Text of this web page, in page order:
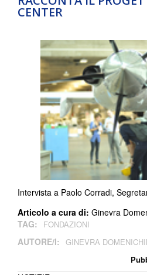
CENTER
Intervista a Paolo Corradi,
Articolo a cura di: Ginevra
TAG:
FONDAZIONI
AUTORE/I: GINEVRA